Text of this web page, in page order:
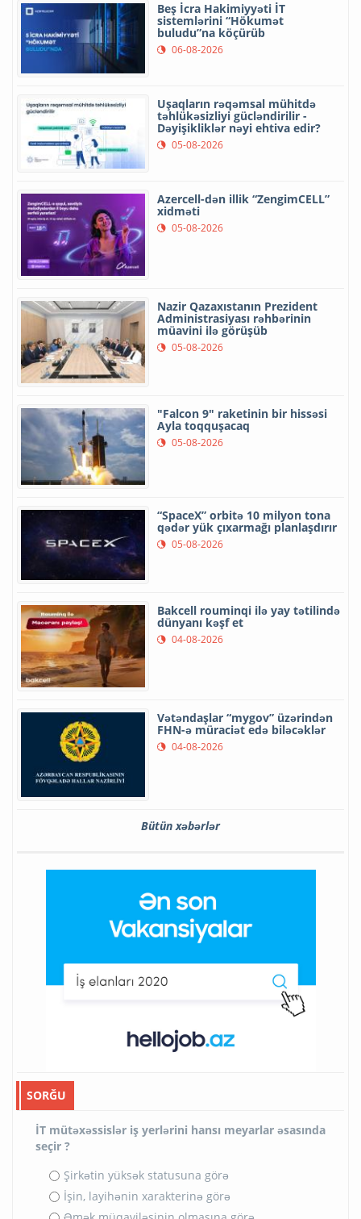
Beş İcra Hakimiyyəti İT
sistemlərini “Hökumət
buludu”na köçürüb
06-08-2026
Uşaqların rəqəmsal mühitdə
təhlükəsizliyi gücləndirilir -
Dəyişikliklər nəyi ehtiva edir?
05-08-2026
Azercell-dən illik “ZengimCELL”
xidməti
05-08-2026
Nazir Qazaxıstanın Prezident
Administrasiyası rəhbərinin
müavini ilə görüşüb
05-08-2026
"Falcon 9" raketinin bir hissəsi
Ayla toqquşacaq
05-08-2026
“SpaceX” orbitə 10 milyon tona
qədər yük çıxarmağı planlaşdırır
05-08-2026
Bakcell rouminqi ilə yay tətilində
dünyanı kəşf et
04-08-2026
Vətəndaşlar “mygov” üzərindən
FHN-ə müraciət edə biləcəklər
04-08-2026
Bütün xəbərlər
SORĞU
İT mütəxəssislər iş yerlərini hansı meyarlar əsasında
seçir ?
Şirkətin yüksək statusuna görə
İşin, layihənin xarakterinə görə